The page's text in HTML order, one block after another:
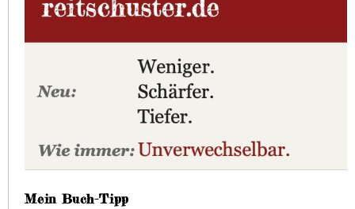
Mein Buch-Tipp